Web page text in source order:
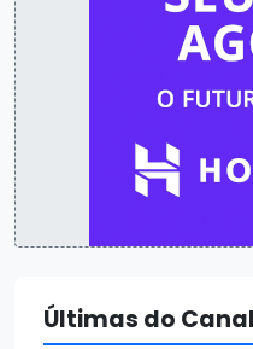
Últimas do Canal